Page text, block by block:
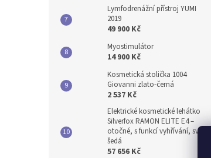
Lymfodrenážní přístroj YUMI
2019
49 900 Kč
Myostimulátor
14 900 Kč
Kosmetická stolička 1004
Giovanni zlato-černá
2 537 Kč
Elektrické kosmetické lehátko
Silverfox RAMON ELITE E4 –
otočné, s funkcí vyhřívání, světle
šedá
57 656 Kč